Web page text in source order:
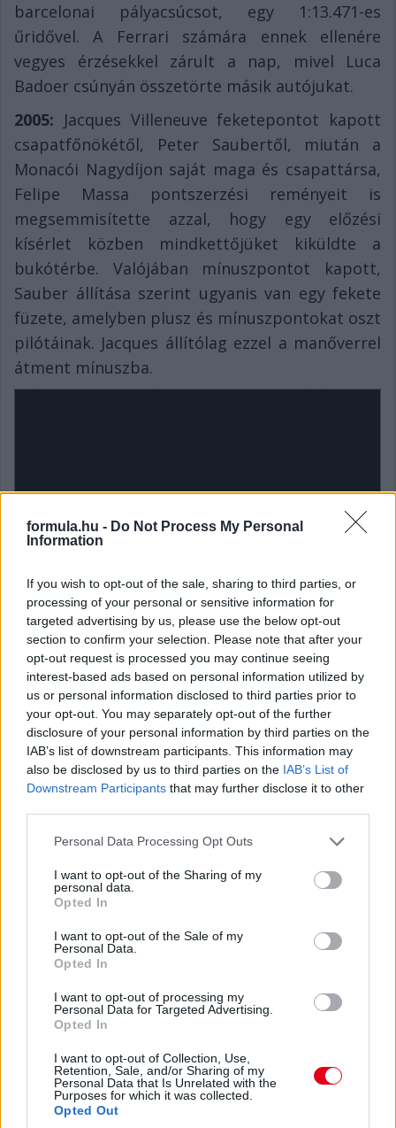
formula.hu - Do Not Process My Personal
Information
If you wish to opt-out of the sale, sharing to third parties, or
processing of your personal or sensitive information for
targeted advertising by us, please use the below opt-out
section to confirm your selection. Please note that after your
opt-out request is processed you may continue seeing
interest-based ads based on personal information utilized by
us or personal information disclosed to third parties prior to
your opt-out. You may separately opt-out of the further
disclosure of your personal information by third parties on the
IAB’s list of downstream participants. This information may
also be disclosed by us to third parties on the IAB’s List of
Downstream Participants that may further disclose it to other
Please note that this website/app uses one or more Google
not limited to your visit or usage behaviour. You may click to
grant or deny consent to Google and its third-party tags to
use your data for below specified purposes in below Google
consent section.
Personal Data Processing Opt Outs
I want to opt-out of the Sharing of my
personal data.
Opted In
I want to opt-out of the Sale of my
Personal Data.
Opted In
I want to opt-out of processing my
Personal Data for Targeted Advertising.
Opted In
I want to opt-out of Collection, Use,
Retention, Sale, and/or Sharing of my
Personal Data that Is Unrelated with the
Purposes for which it was collected.
Opted Out
barcelonai pályacsúcsot, egy 1:13.471-es
űridővel. A Ferrari számára ennek ellenére
vegyes érzésekkel zárult a nap, mivel Luca
Badoer csúnyán összetörte másik autójukat.
2005: Jacques Villeneuve feketepontot kapott
csapatfőnökétől, Peter Saubertől, miután a
Monacói Nagydíjon saját maga és csapattársa,
Felipe Massa pontszerzési reményeit is
megsemmisítette azzal, hogy egy előzési
kísérlet közben mindkettőjüket kiküldte a
bukótérbe. Valójában mínuszpontot kapott,
Sauber állítása szerint ugyanis van egy fekete
füzete, amelyben plusz és mínuszpontokat oszt
pilótáinak. Jacques állítólag ezzel a manőverrel
átment mínuszba.
2004:Kimi Raikkönen e napon, Silverstone-ban
teljesítette az első köröket a McLaren
alapjaiban újratervezett versenygépe, az MP4-
19B volánjánál. A wokingiak ettől várták a nagy
feltámadást a pocsékul sikerült szezonkezdet
angliai időjárás csak néhány kört engedélyezett
a finnek, Kimi első benyomásai pozitívak voltak
az új autóról.
Kimi Raikkönen és Ron Dennis is Jacques
Villeneuve-öt okolja azért, hogy nem a McLaren
finnje nyerte a Monacói Nagydíjat. Kimi a
maradni a pályán, mint a versenyt addig vezető
Juan Pablo Montoya, ám ezt a taktikai előnyt
végül nem tudta kihasználni, mivel a